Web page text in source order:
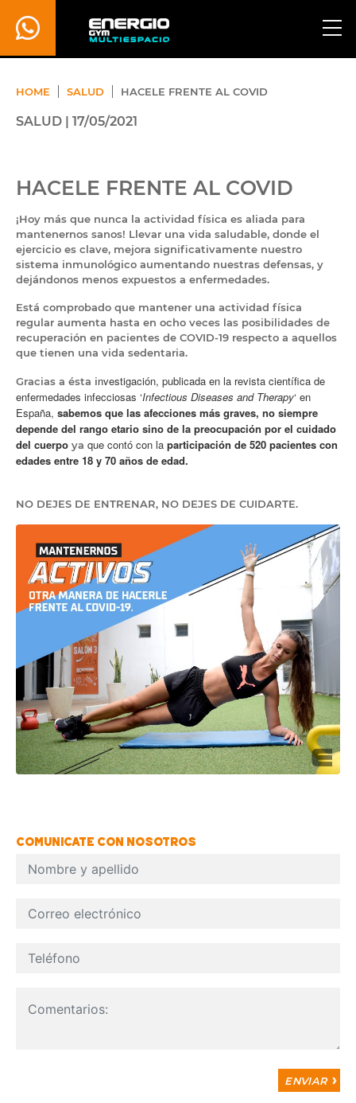
HOME SALUD HACELE FRENTE AL COVID
SALUD | 17/05/2021
HACELE FRENTE AL COVID
¡Hoy más que nunca la actividad física es aliada para
mantenernos sanos! Llevar una vida saludable, donde el
ejercicio es clave, mejora significativamente nuestro
sistema inmunológico aumentando nuestras defensas, y
dejándonos menos expuestos a enfermedades.
Está comprobado que mantener una actividad física
regular aumenta hasta en ocho veces las posibilidades de
recuperación en pacientes de COVID-19 respecto a aquellos
que tienen una vida sedentaria.
Gracias a ésta investigación, publicada en la revista científica de
enfermedades infecciosas ‘Infectious Diseases and Therapy‘ en
España,sabemos que las afecciones más graves, no siempre
depende del rango etario sino de la preocupación por el cuidado
del cuerpoyaque contó con laparticipación de 520 pacientes con
edades entre 18 y 70 años de edad.
NO DEJES DE ENTRENAR, NO DEJES DE CUIDARTE.
COMUNICATE CON NOSOTROS